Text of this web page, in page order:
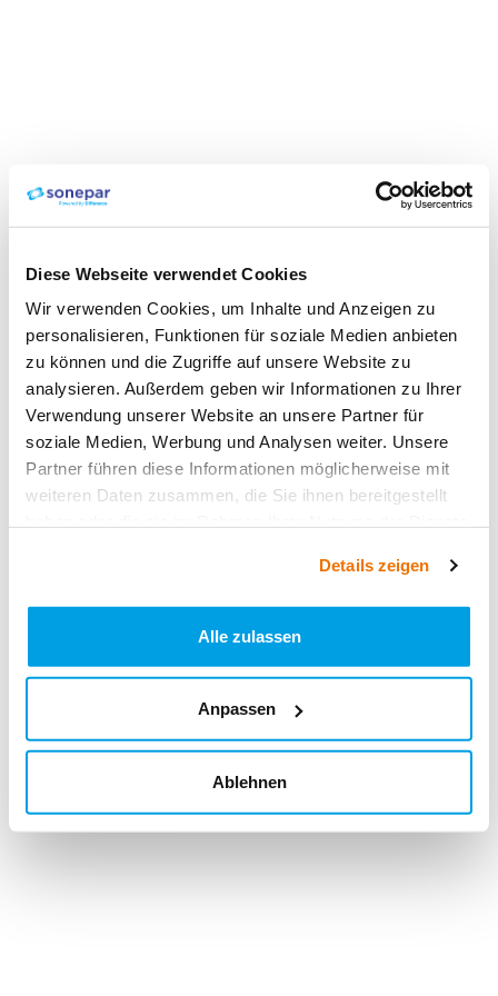
Diese Webseite verwendet Cookies
Wir verwenden Cookies, um Inhalte und Anzeigen zu
personalisieren, Funktionen für soziale Medien anbieten
zu können und die Zugriffe auf unsere Website zu
analysieren. Außerdem geben wir Informationen zu Ihrer
Verwendung unserer Website an unsere Partner für
soziale Medien, Werbung und Analysen weiter. Unsere
Partner führen diese Informationen möglicherweise mit
weiteren Daten zusammen, die Sie ihnen bereitgestellt
Details zeigen
Alle zulassen
Anpassen
Ablehnen